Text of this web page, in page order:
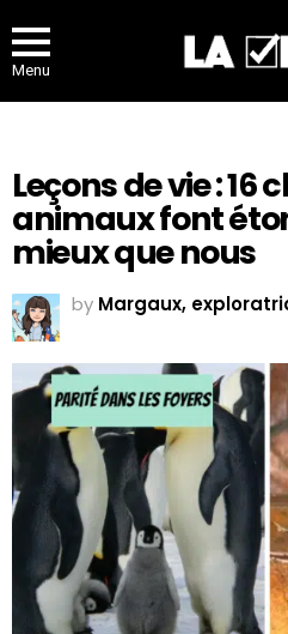
Menu
Leçons de vie : 16
animaux font
mieux que nous
by Margaux,